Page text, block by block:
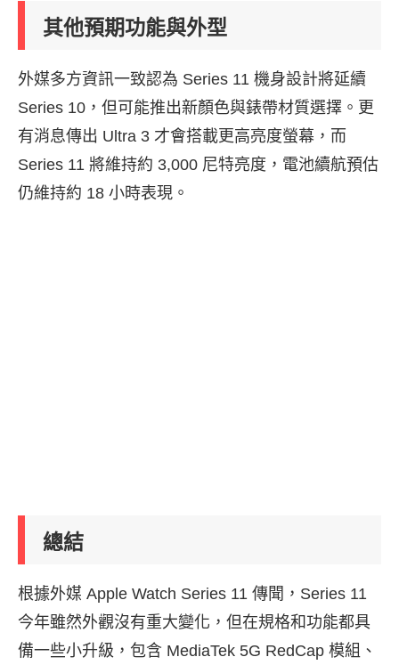
其他預期功能與外型
外媒多方資訊一致認為 Series 11 機身設計將延續
Series 10，但可能推出新顏色與錶帶材質選擇。更
有消息傳出 Ultra 3 才會搭載更高亮度螢幕，而
Series 11 將維持約 3,000 尼特亮度，電池續航預估
仍維持約 18 小時表現。
總結
根據外媒 Apple Watch Series 11 傳聞，Series 11
今年雖然外觀沒有重大變化，但在規格和功能都具
備一些小升級，包含 MediaTek 5G RedCap 模組、